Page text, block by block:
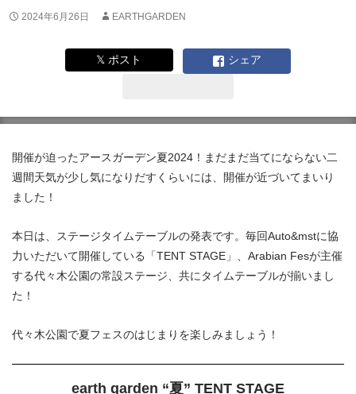
2024年6月26日 EARTHGARDEN
𝕏 ポスト シェア
開催が迫ったアースガーデン夏2024！まだまだ当てにならない二
週間天気が少し気になりだすくらいには、開催が近づいてまいり
ました！
本日は、ステージタイムテーブルの発表です。毎回Auto&mstに協
力いただいて開催している「TENT STAGE」、Arabian Fesが主催
する代々木公園の常設ステージ、共にタイムテーブルが揃いまし
た！
代々木公園で夏フェスのはじまりを楽しみましょう！
earth garden “夏” TENT STAGE